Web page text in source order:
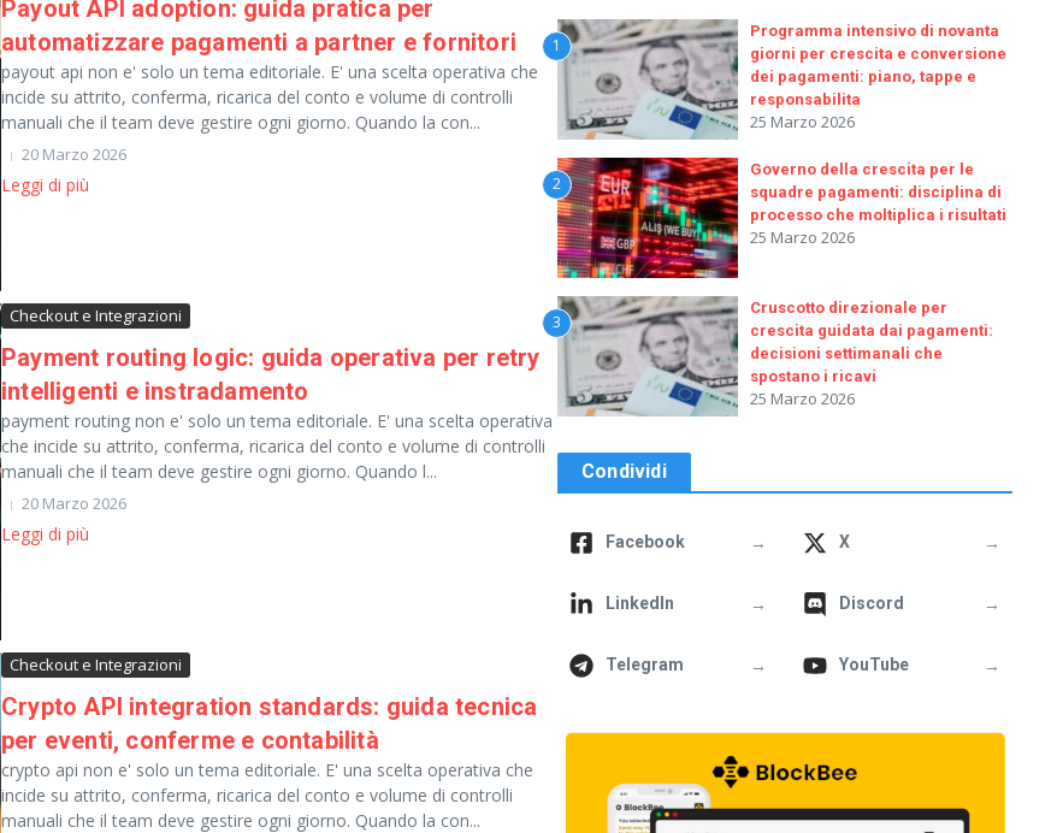
Payout API adoption: guida pratica per
automatizzare pagamenti a partner e fornitori
payout api non e' solo un tema editoriale. E' una scelta operativa che
incide su attrito, conferma, ricarica del conto e volume di controlli
manuali che il team deve gestire ogni giorno. Quando la con...
20 Marzo 2026
Leggi di più
Checkout e Integrazioni
Payment routing logic: guida operativa per retry
intelligenti e instradamento
payment routing non e' solo un tema editoriale. E' una scelta operativa
che incide su attrito, conferma, ricarica del conto e volume di controlli
manuali che il team deve gestire ogni giorno. Quando l...
20 Marzo 2026
Leggi di più
Checkout e Integrazioni
Crypto API integration standards: guida tecnica
per eventi, conferme e contabilità
crypto api non e' solo un tema editoriale. E' una scelta operativa che
incide su attrito, conferma, ricarica del conto e volume di controlli
manuali che il team deve gestire ogni giorno. Quando la con...
1
Programma intensivo di novanta
giorni per crescita e conversione
dei pagamenti: piano, tappe e
responsabilita
25 Marzo 2026
2
Governo della crescita per le
squadre pagamenti: disciplina di
processo che moltiplica i risultati
25 Marzo 2026
3
Cruscotto direzionale per
crescita guidata dai pagamenti:
decisioni settimanali che
spostano i ricavi
25 Marzo 2026
Condividi
Facebook → X →
LinkedIn → Discord →
Telegram → YouTube →